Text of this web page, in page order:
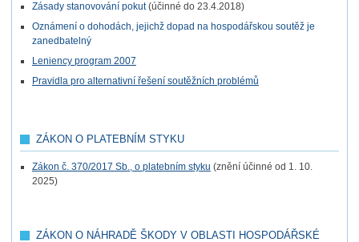
Zásady stanovování pokut(účinné do 23.4.2018)
Oznámení o dohodách, jejichž dopad na hospodářskou soutěž je
zanedbatelný
Leniency program 2007
Pravidla pro alternativní řešení soutěžních problémů
ZÁKON O PLATEBNÍM STYKU
Zákon č. 370/2017 Sb., o platebním styku (znění účinné od 1. 10.
2025)
ZÁKON O NÁHRADĚ ŠKODY V OBLASTI HOSPODÁŘSKÉ